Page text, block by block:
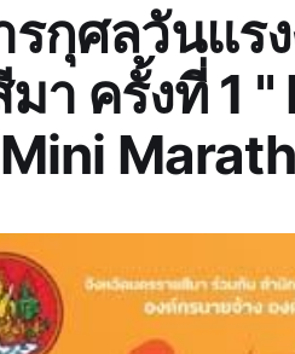
รกุศลวันแร
า ครั้งที่ 1 "